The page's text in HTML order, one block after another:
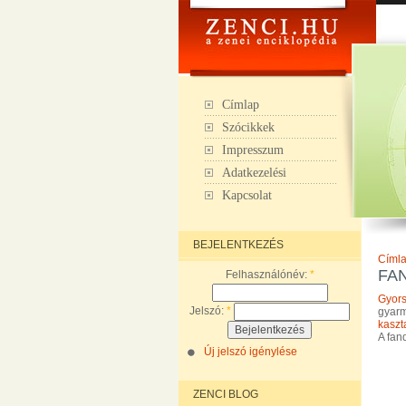
Címlap
Szócikkek
Impresszum
Adatkezelési
Kapcsolat
BEJELENTKEZÉS
Felhasználónév: *
Jelszó: *
Új jelszó igénylése
ZENCI BLOG
Gyors
A